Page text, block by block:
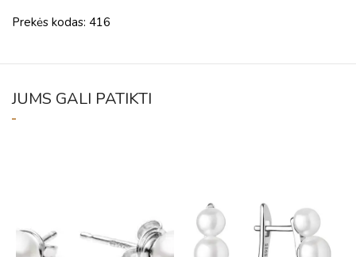
Prekės kodas: 416
JUMS GALI PATIKTI